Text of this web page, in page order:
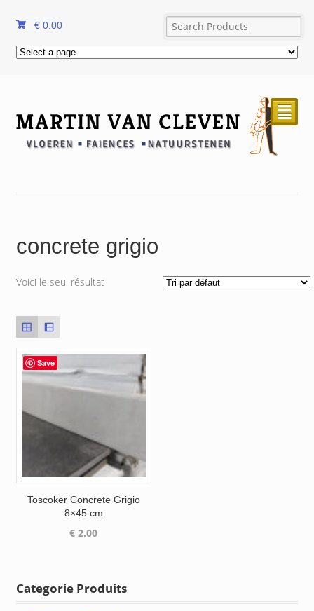
€ 0.00
²
concrete grigio
Voici le seul résultat
Save
Toscoker Concrete Grigio
8×45 cm
€ 2.00
Categorie Produits